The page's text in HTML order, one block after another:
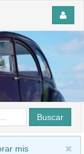
Buscar
mis